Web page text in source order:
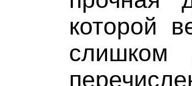
которой
слишком